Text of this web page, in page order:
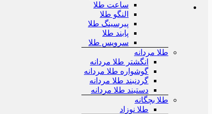
ساعت طلا
النگو طلا
پیرسینگ طلا
پابند طلا
سرویس طلا
طلا مردانه
انگشتر طلا مردانه
گوشواره طلا مردانه
گردنبند طلا مردانه
دستبند طلا مردانه
طلا بچگانه
طلا نوزاد